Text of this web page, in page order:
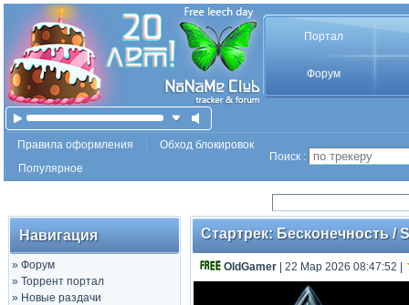
Портал
Форум
Правила оформления
Обход блокировок
Популярное
Поиск :
Навигация
» Форум
» Торрент портал
» Новые раздачи
Стартрек: Бесконечность /
OldGamer | 22 Мар 2026 08:47:52